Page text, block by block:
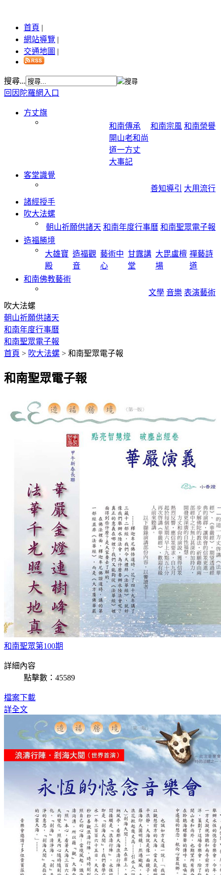
首頁 |
網站導覽 |
交通地圖 |
搜尋...
回因陀羅網入口
方丈旗
和南傳承
開山老和尚
道一方丈
大事記
和南宗風 和南榮譽
客堂識覺
善知導引
大用流行
諸經授手
吹大法螺
朝山祈願供諸天 和南年度行事曆 和南聖眾電子報
造福勝境
大雄寶
殿
造福觀
音
藝術中
心
甘露講
堂
大毘盧檀
場
禪藝詩
道
和南佛教藝術
文學 音樂 表演藝術
吹大法螺
朝山祈願供諸天
和南年度行事曆
和南聖眾電子報
首頁 > 吹大法螺 > 和南聖眾電子報
和南聖眾電子報
和南聖眾第100期
詳細內容
點擊數：45589
檔案下載
詳全文